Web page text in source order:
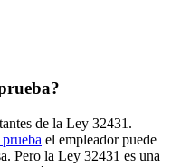
de la Ley 32431.
el empleador puede
Pero la Ley 32431 es una